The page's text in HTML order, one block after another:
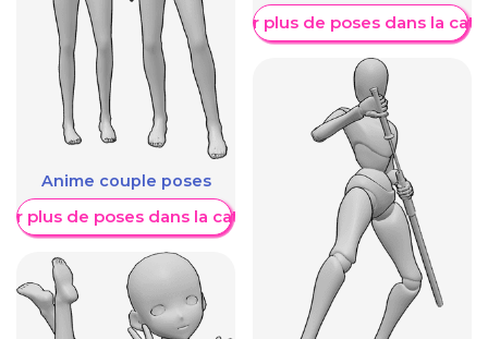
Anime couple poses
plus de poses dans la catégorie
Afficher plus de poses dans la